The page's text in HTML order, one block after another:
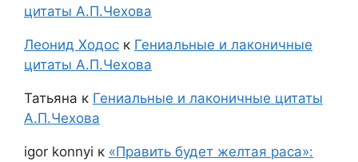
цитаты А.П.Чехова
Леонид Ходос к Гениальные и лаконичные
цитаты А.П.Чехова
Татьяна к Гениальные и лаконичные цитаты
А.П.Чехова
igor konnyi к «Править будет желтая раса»: